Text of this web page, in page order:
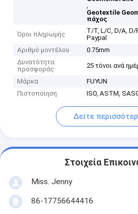
,
Geotextile
πάχος
Όροι πληρωμής
T/T, L/C, D/A, D/
Paypal
Αριθμό μοντέλου
0.75mm
Δυνατότητα
προσφοράς
25 τόνοι ανά
Μάρκα
FUYUN
Πιστοποίηση
ISO, ASTM,
Δείτε
Στοιχεία
Miss. Jenny
86-17756644416